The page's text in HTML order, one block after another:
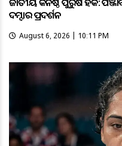
ଦମ୍ଦାର ପ୍ରଦର୍ଶନ
August 6, 2026 | 10:11 PM